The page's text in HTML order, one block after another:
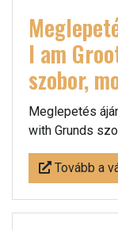
I am
szobor,
Meglepetés
with Grunds
Tovább a